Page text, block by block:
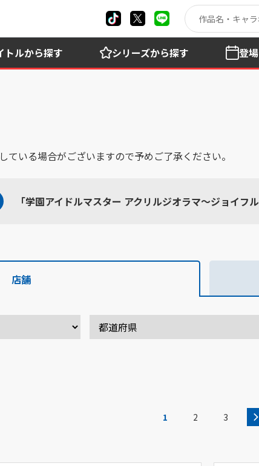
トルから探す シリーズから探す 登場
いる場合がございますので予めご了承ください。
「学園アイドルマスター アクリルジオラマ～ジョイフ
店舗
1 2 3